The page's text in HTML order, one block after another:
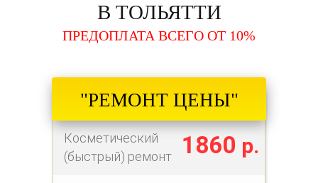
В ТОЛЬЯТТИ
ПРЕДОПЛАТА ВСЕГО ОТ 10%
"РЕМОНТ ЦЕНЫ"
Косметический
(быстрый) ремонт
1860 р.